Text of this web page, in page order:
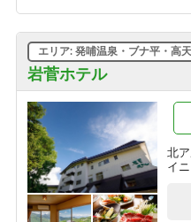
を
1
【
ン
【
岩菅ホテル
エリア: 発哺温泉・ブナ平・高
北
イ